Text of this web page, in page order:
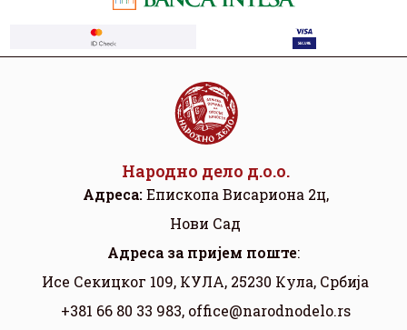
Народно дело д.о.о.
Адреса:Eпископа Висариона 2ц,
Нови Сад
Aдреса за пријем поште:
Исе Секицког 109, КУЛА, 25230 Кула, Србија
+381 66 80 33 983, office@narodnodelo.rs